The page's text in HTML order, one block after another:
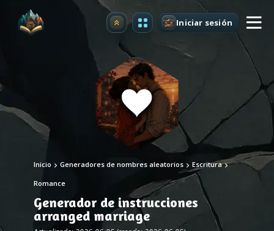
Mejorar Iniciar sesión
Inicio Generadores de nombres aleatorios Escritura
Romance
Generador de instrucciones
arranged marriage